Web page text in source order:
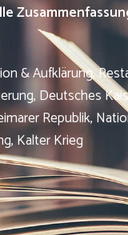
& Aufklärung,
Deutsches
Republik,
Kalter Krieg